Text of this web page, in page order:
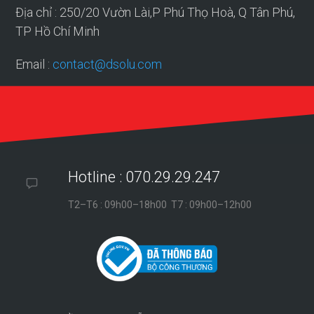
Địa chỉ : 250/20 Vườn Lài,P Phú Thọ Hoà, Q Tân Phú,
TP Hồ Chí Minh
Email : contact@dsolu.com
Hotline : 070.29.29.247
T2–T6 : 09h00–18h00 T7 : 09h00–12h00